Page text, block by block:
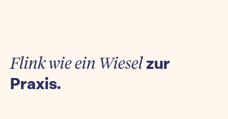
Flink wie ein Wieselzur
Praxis.